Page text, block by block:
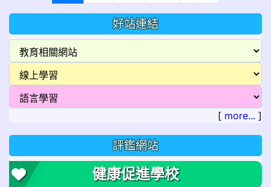
好站連結
[ more... ]
評鑑網站
健康促進學校